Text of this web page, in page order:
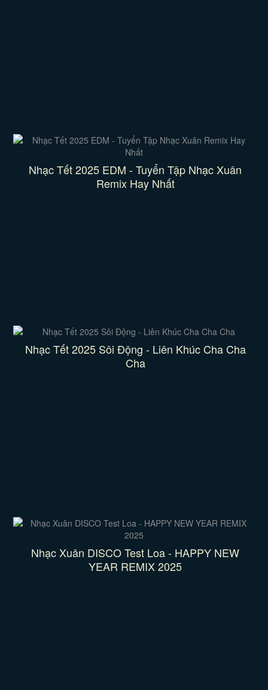
Nhạc Tết 2025 EDM - Tuyển Tập Nhạc Xuân
Remix Hay Nhất
Nhạc Tết 2025 Sôi Động - Liên Khúc Cha Cha
Cha
Nhạc Xuân DISCO Test Loa - HAPPY NEW
YEAR REMIX 2025